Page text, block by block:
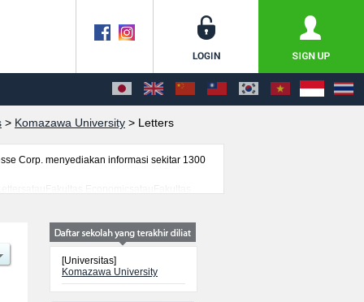
> Komazawa University > Letters
Corp. menyediakan informasi sekitar 1300
[Universitas]
Komazawa University